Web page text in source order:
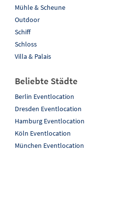
Mühle & Scheune
Outdoor
Schiff
Schloss
Villa & Palais
Beliebte Städte
Berlin Eventlocation
Dresden Eventlocation
Hamburg Eventlocation
Köln Eventlocation
München Eventlocation